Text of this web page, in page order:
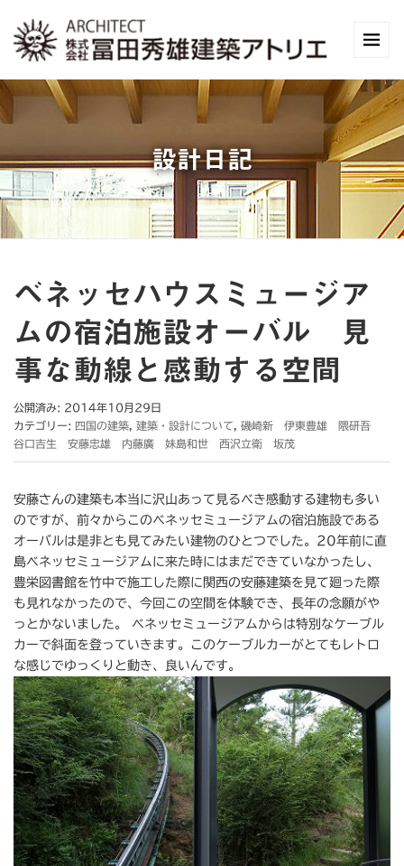
設計日記
ベネッセハウスミュージア
ムの宿泊施設オーバル 見
事な動線と感動する空間
公開済み: 2014年10月29日
カテゴリー: 四国の建築 建築・設計について
磯崎新 伊東豊雄 隈研吾
谷口吉生 安藤忠雄 内藤廣 妹島和世 西沢立衛 坂茂
安藤さんの建築も本当に沢山あって見るべき感動する建物も多い
のですが、前々からこのベネッセミュージアムの宿泊施設である
オーバルは是非とも見てみたい建物のひとつでした。20年前に直
島ベネッセミュージアムに来た時にはまだできていなかったし、
豊栄図書館を竹中で施工した際に関西の安藤建築を見て廻った際
も見れなかったので、今回この空間を体験でき、長年の念願がや
っとかないました。 ベネッセミュージアムからは特別なケーブル
カーで斜面を登っていきます。このケーブルカーがとてもレトロ
な感じでゆっくりと動き、良いんです。